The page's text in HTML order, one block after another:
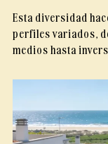
Esta diversidad
perfiles variados,
medios hasta